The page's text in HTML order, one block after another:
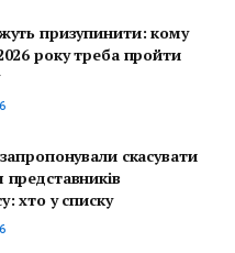
призупинити: кому
року треба пройти
скасувати
представників
хто у списку